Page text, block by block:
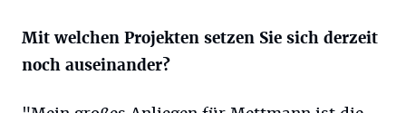
Mit welchen Projekten setzen Sie sich derzeit
noch auseinander?